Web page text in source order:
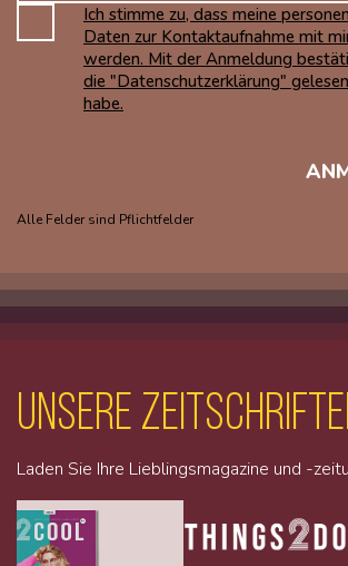
Ich stimme zu, dass meine
Daten zur Kontaktaufnahme mit
werden. Mit der Anmeldung
die "Datenschutzerklärung"
habe.
Alle Felder sind Pflichtfelder
unsere
Laden Sie Ihre Lieblingsmagazine und -